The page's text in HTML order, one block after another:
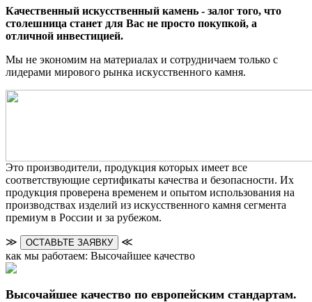
Качественный искусственный камень - залог того, что
столешница станет для Вас не просто покупкой, а
отличной инвестицией.
Мы не экономим на материалах и сотрудничаем только с
лидерами мирового рынка искусственного камня.
Это производители, продукция которых имеет все
соответствующие сертификаты качества и безопасности. Их
продукция проверена временем и опытом использования на
производствах изделий из искусственного камня сегмента
премиум в России и за рубежом.
≫ ОСТАВЬТЕ ЗАЯВКУ
≪
как мы работаем: Высочайшее качество
Высочайшее качество по европейским стандартам.